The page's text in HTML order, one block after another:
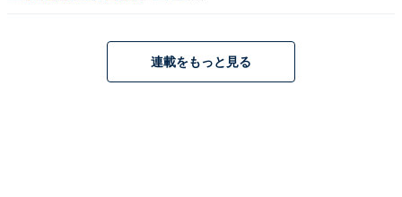
連載をもっと見る